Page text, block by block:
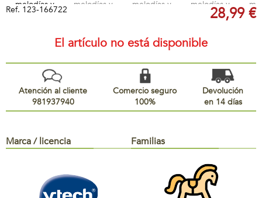
Ref. 123-166722 28,99 €
El artículo no está disponible
Atención al cliente
981937940
Comercio seguro
100%
Devolución
en 14 días
Marca / licencia Familias